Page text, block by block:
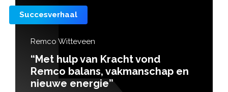
Succesverhaal
Remco Witteveen
“Met hulp van Kracht vond
Remco balans, vakmanschap en
nieuwe energie”